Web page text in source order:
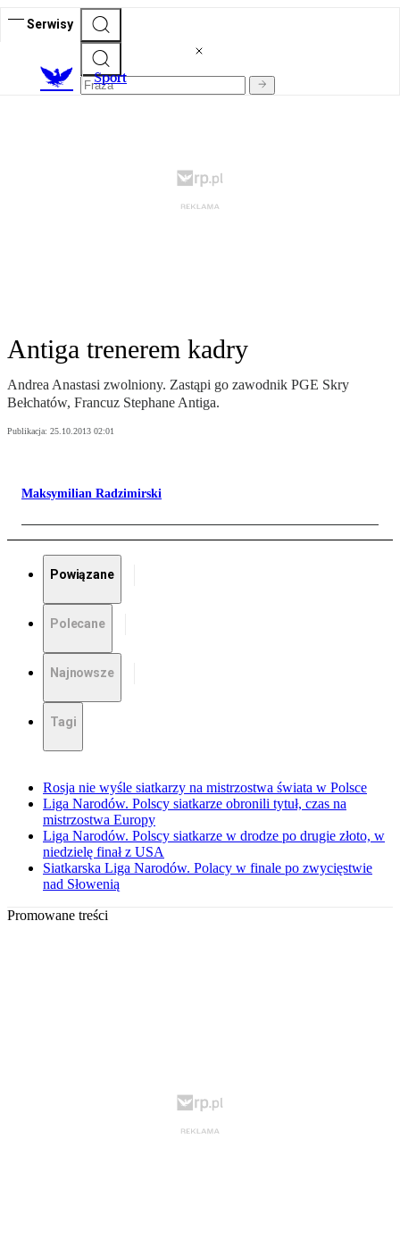
Serwisy
Sport
Antiga trenerem kadry
Andrea Anastasi zwolniony. Zastąpi go zawodnik PGE Skry
Bełchatów, Francuz Stephane Antiga.
Publikacja: 25.10.2013 02:01
Maksymilian Radzimirski
Powiązane
Polecane
Najnowsze
Tagi
Rosja nie wyśle siatkarzy na mistrzostwa świata w Polsce
Liga Narodów. Polscy siatkarze obronili tytuł, czas na
mistrzostwa Europy
Liga Narodów. Polscy siatkarze w drodze po drugie złoto, w
niedzielę finał z USA
Siatkarska Liga Narodów. Polacy w finale po zwycięstwie
nad Słowenią
Promowane treści